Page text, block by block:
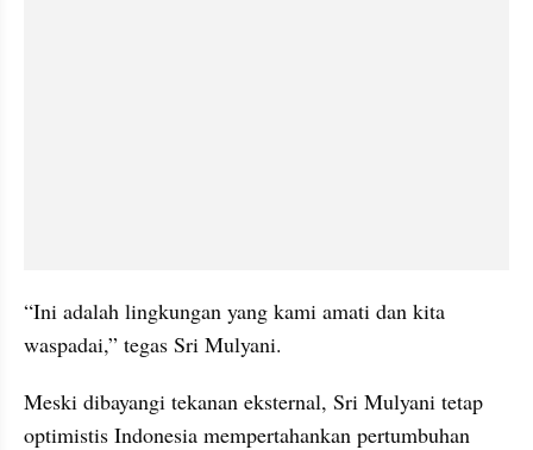
“Ini adalah lingkungan yang kami amati dan kita
waspadai,” tegas Sri Mulyani.
Meski dibayangi tekanan eksternal, Sri Mulyani tetap
optimistis Indonesia mempertahankan pertumbuhan